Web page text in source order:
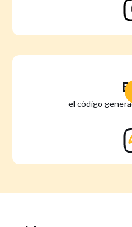
el código